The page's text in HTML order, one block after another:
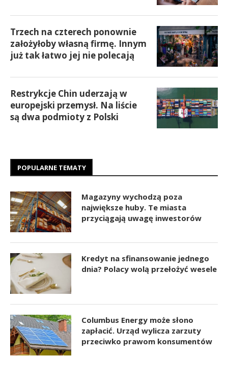
Trzech na czterech ponownie
założyłoby własną firmę. Innym
już tak łatwo jej nie polecają
Restrykcje Chin uderzają w
europejski przemysł. Na liście
są dwa podmioty z Polski
POPULARNE TEMATY
Magazyny wychodzą poza
największe huby. Te miasta
przyciągają uwagę inwestorów
Kredyt na sfinansowanie jednego
dnia? Polacy wolą przełożyć wesele
Columbus Energy może słono
zapłacić. Urząd wylicza zarzuty
przeciwko prawom konsumentów